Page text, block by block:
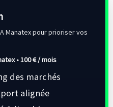
Manatex pour prioriser vos
•100 € / mois
des marchés
alignée